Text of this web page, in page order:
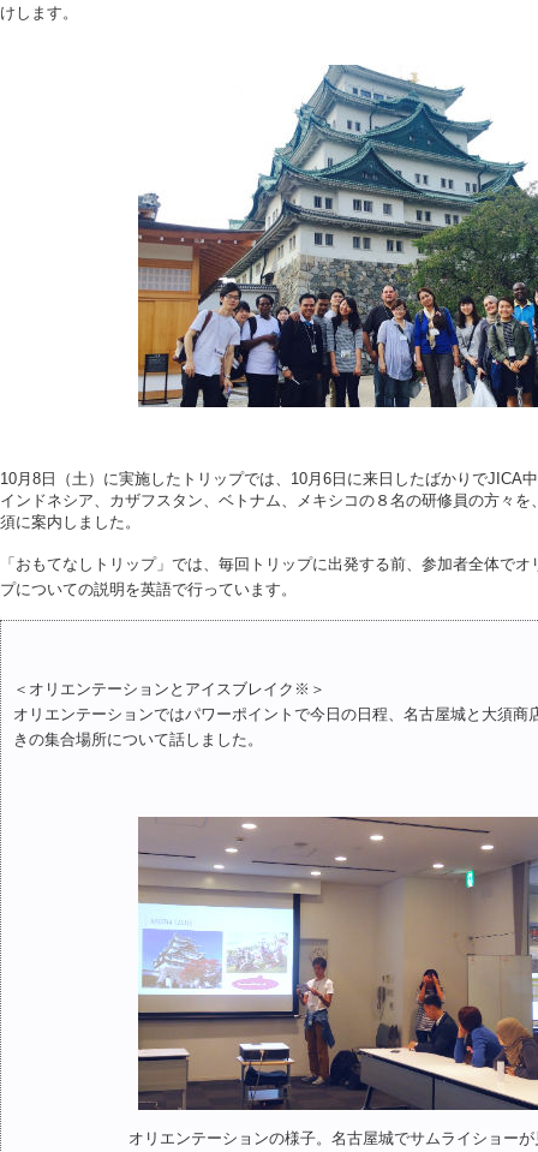
けします。
10月8日（土）に実施したトリップでは、10月6日に来日したばかりでJICA
インドネシア、カザフスタン、ベトナム、メキシコの８名の研修員の方々
須に案内しました。
「おもてなしトリップ」では、毎回トリップに出発する前、参加者全体で
プについての説明を英語で行っています。
＜オリエンテーションとアイスブレイク※＞
オリエンテーションではパワーポイントで今日の日程、名古屋城と大須商
きの集合場所について話しました。
オリエンテーションの様子。名古屋城でサムライショー